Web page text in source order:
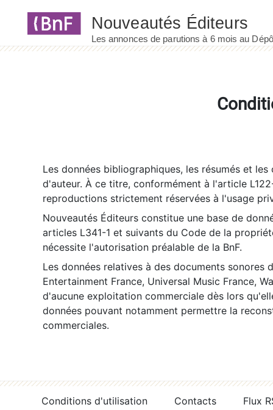
Les données bibliographiques, les résumés et
d'auteur. À ce titre, conformément à l'article
reproductions strictement réservées à l'usage
Nouveautés Éditeurs constitue une base de
articles L341-1 et suivants du Code de la
nécessite l'autorisation préalable de la BnF.
Les données relatives à des documents sonores
Entertainment France, Universal Music France,
d'aucune exploitation commerciale dès lors
données pouvant notamment permettre la
commerciales.
Conditions d'utilisation Contacts
Flux